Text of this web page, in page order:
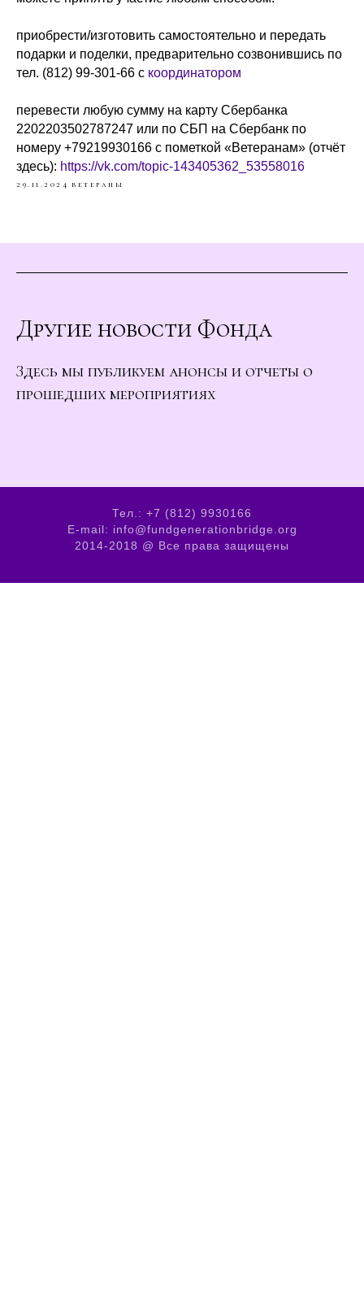
приобрести/изготовить самостоятельно и передать
подарки и поделки, предварительно созвонившись по
тел. (812) 99-301-66 с координатором
перевести любую сумму на карту Сбербанка
2202203502787247 или по СБП на Сбербанк по
номеру +79219930166 с пометкой «Ветеранам» (отчёт
здесь): https://vk.com/topic-143405362_53558016
29.11.2024 ветераны
Другие новости Фонда
Здесь мы публикуем анонсы и отчеты о
прошедших мероприятиях
Тел.: +7 (812) 9930166
E-mail: info@fundgenerationbridge.org
2014-2018 @ Все права защищены